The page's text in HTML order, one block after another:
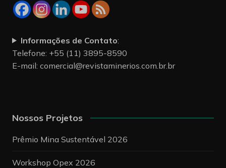
Informações de Contato:
Telefone: +55 (11) 3895-8590
E-mail: comercial@revistaminerios.com.br.br
Nossos Projetos
Prêmio Mina Sustentável 2026
Workshop Opex 2026